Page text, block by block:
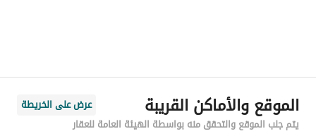
رقم المبنى
2536
الموقع والأماكن القريبة
عرض على الخريطة
يتم جلب الموقع والتحقق منه بواسطة الهيئة العامة للعقار